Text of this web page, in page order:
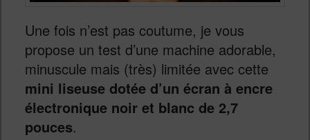
Une fois n’est pas coutume, je vous
propose un test d’une machine adorable,
minuscule mais (très) limitée avec cette
mini liseuse dotée d’un écran à encre
électronique noir et blanc de 2,7
pouces.